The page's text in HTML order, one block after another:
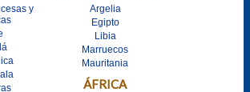
y
Argelia
Egipto
Libia
Marruecos
Mauritania
ÁFRICA